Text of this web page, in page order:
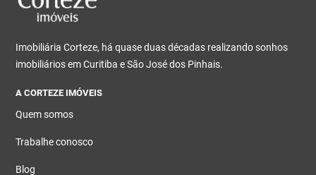
Imobiliária Corteze, há quase duas décadas realizando sonhos
imobiliários em Curitiba e São José dos Pinhais.
A CORTEZE IMÓVEIS
Quem somos
Trabalhe conosco
Blog